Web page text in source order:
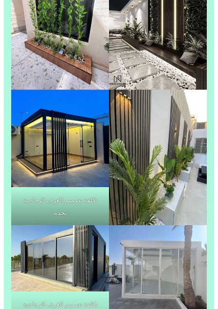
تكلفة تصميم الغرف الزجاجية
بجدة
تكلفة تصميم الغرف الزجاجية